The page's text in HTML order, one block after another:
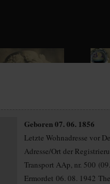
Geboren 07. 06. 1856
Letzte Wohnadresse vor
Adresse/Ort der
Transport AAp, nr. 500
Ermordet 06. 08. 1942